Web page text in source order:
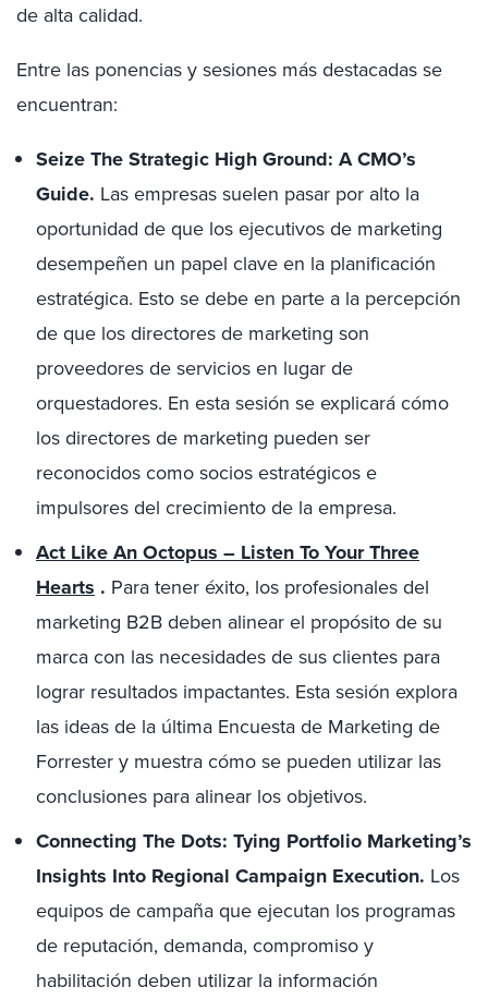
de alta calidad.
Entre las ponencias y sesiones más destacadas se
encuentran:
Seize The Strategic High Ground: A CMO’s
Guide. Las empresas suelen pasar por alto la
oportunidad de que los ejecutivos de marketing
desempeñen un papel clave en la planificación
estratégica. Esto se debe en parte a la percepción
de que los directores de marketing son
proveedores de servicios en lugar de
orquestadores. En esta sesión se explicará cómo
los directores de marketing pueden ser
reconocidos como socios estratégicos e
impulsores del crecimiento de la empresa.
Act Like An Octopus – Listen To Your Three
Hearts . Para tener éxito, los profesionales del
marketing B2B deben alinear el propósito de su
marca con las necesidades de sus clientes para
lograr resultados impactantes. Esta sesión explora
las ideas de la última Encuesta de Marketing de
Forrester y muestra cómo se pueden utilizar las
conclusiones para alinear los objetivos.
Connecting The Dots: Tying Portfolio Marketing’s
Insights Into Regional Campaign Execution. Los
equipos de campaña que ejecutan los programas
de reputación, demanda, compromiso y
habilitación deben utilizar la información